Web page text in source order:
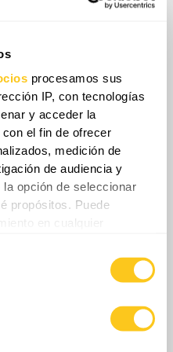
procesamos sus
IP, con tecnologías
y acceder la
el fin de ofrecer
medición de
de audiencia y
opción de seleccionar
propósitos. Puede
en cualquier
su ubicación
una precisión de varios
desde hacía
campos cubiertos